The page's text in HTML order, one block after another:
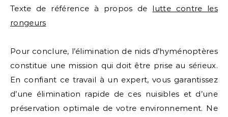
Texte de référence à propos de lutte contre les
rongeurs
Pour conclure, l’élimination de nids d’hyménoptères
constitue une mission qui doit être prise au sérieux.
En confiant ce travail à un expert, vous garantissez
d’une élimination rapide de ces nuisibles et d’une
préservation optimale de votre environnement. Ne